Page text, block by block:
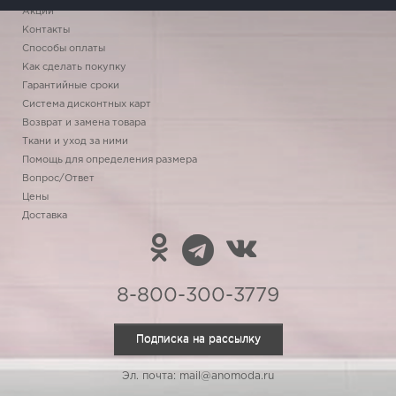
Акции
Контакты
Способы оплаты
Как сделать покупку
Гарантийные сроки
Система дисконтных карт
Возврат и замена товара
Ткани и уход за ними
Помощь для определения размера
Вопрос/Ответ
Цены
Доставка
8-800-300-3779
Подписка на рассылку
Эл. почта: mail@anomoda.ru